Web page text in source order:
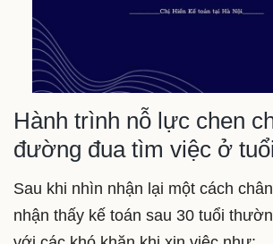
Hành trình nỗ lực chen
đường đua tìm việc ở
Sau khi nhìn nhận lại một cách
nhận thấy kế toán sau 30 tuổi